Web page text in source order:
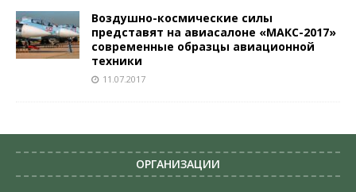
Воздушно-космические силы
представят на авиасалоне «МАКС-2017»
современные образцы авиационной
техники
11.07.2017
ОРГАНИЗАЦИИ